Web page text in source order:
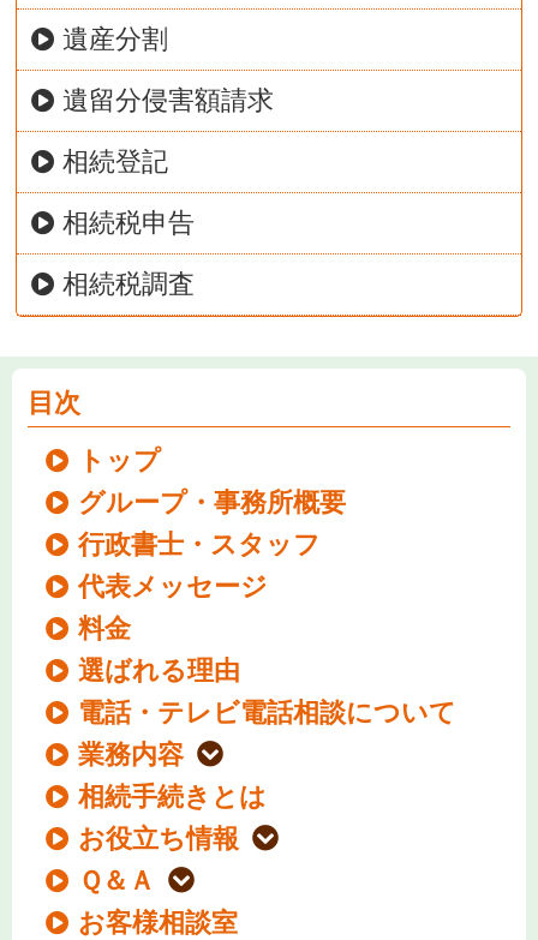
遺産分割
遺留分侵害額請求
相続登記
相続税申告
相続税調査
目次
トップ
グループ・事務所概要
行政書士・スタッフ
代表メッセージ
料金
選ばれる理由
電話・テレビ電話相談について
業務内容
相続手続きとは
お役立ち情報
Ｑ＆Ａ
お客様相談室